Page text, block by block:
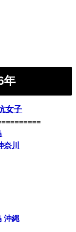
年
女子
奈川
沖縄